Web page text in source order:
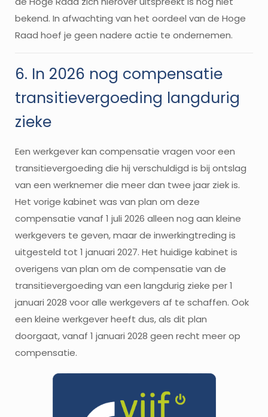
bekend. In afwachting van het oordeel van de Hoge
Raad hoef je geen nadere actie te ondernemen.
6. In 2026 nog compensatie
transitievergoeding langdurig
zieke
Een werkgever kan compensatie vragen voor een
transitievergoeding die hij verschuldigd is bij ontslag
van een werknemer die meer dan twee jaar ziek is.
Het vorige kabinet was van plan om deze
compensatie vanaf 1 juli 2026 alleen nog aan kleine
werkgevers te geven, maar de inwerkingtreding is
uitgesteld tot 1 januari 2027. Het huidige kabinet is
overigens van plan om de compensatie van de
transitievergoeding van een langdurig zieke per 1
januari 2028 voor alle werkgevers af te schaffen. Ook
een kleine werkgever heeft dus, als dit plan
doorgaat, vanaf 1 januari 2028 geen recht meer op
compensatie.